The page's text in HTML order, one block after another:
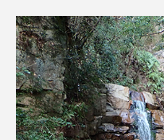
JAZZ KADOKAWA
LATE SHIFT Let's
lets追求the牛肉